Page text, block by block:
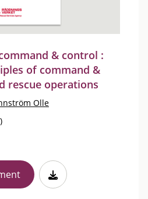
& control :
of command &
rescue operations
Olle